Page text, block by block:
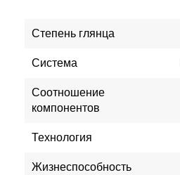
Степень глянца
Система
Соотношение
компонентов
Технология
Жизнеспособность